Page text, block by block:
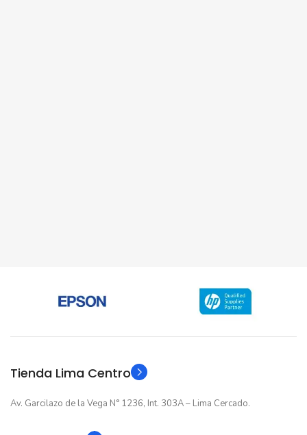
Tienda Lima Centro
Av. Garcilazo de la Vega N° 1236, Int. 303A – Lima Cercado.